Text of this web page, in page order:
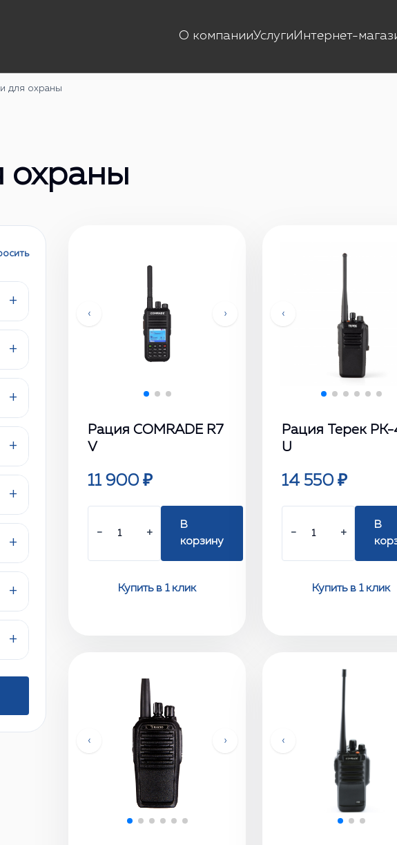
О компанииУслуги Интернет-
для охраны
охраны
+
+
+
+
+
+
+
+
‹ ›
Рация COMRADE R7
V
11 900 ₽
− +
В
корзину
Купить в 1 клик
‹
Рация Терек
U
14 550 ₽
− +
В
Купить в 1 клик
‹ › ‹